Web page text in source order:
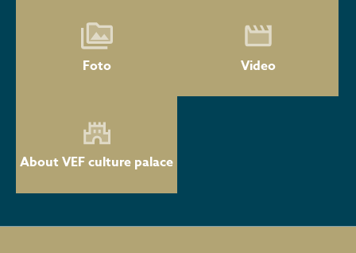
Foto Video
About VEF culture palace